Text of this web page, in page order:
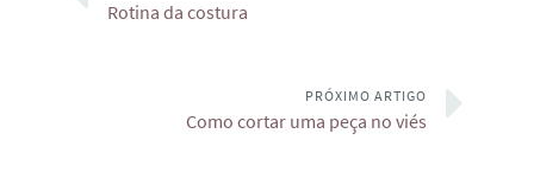
Rotina da costura
PRÓXIMO ARTIGO
Como cortar uma peça no viés